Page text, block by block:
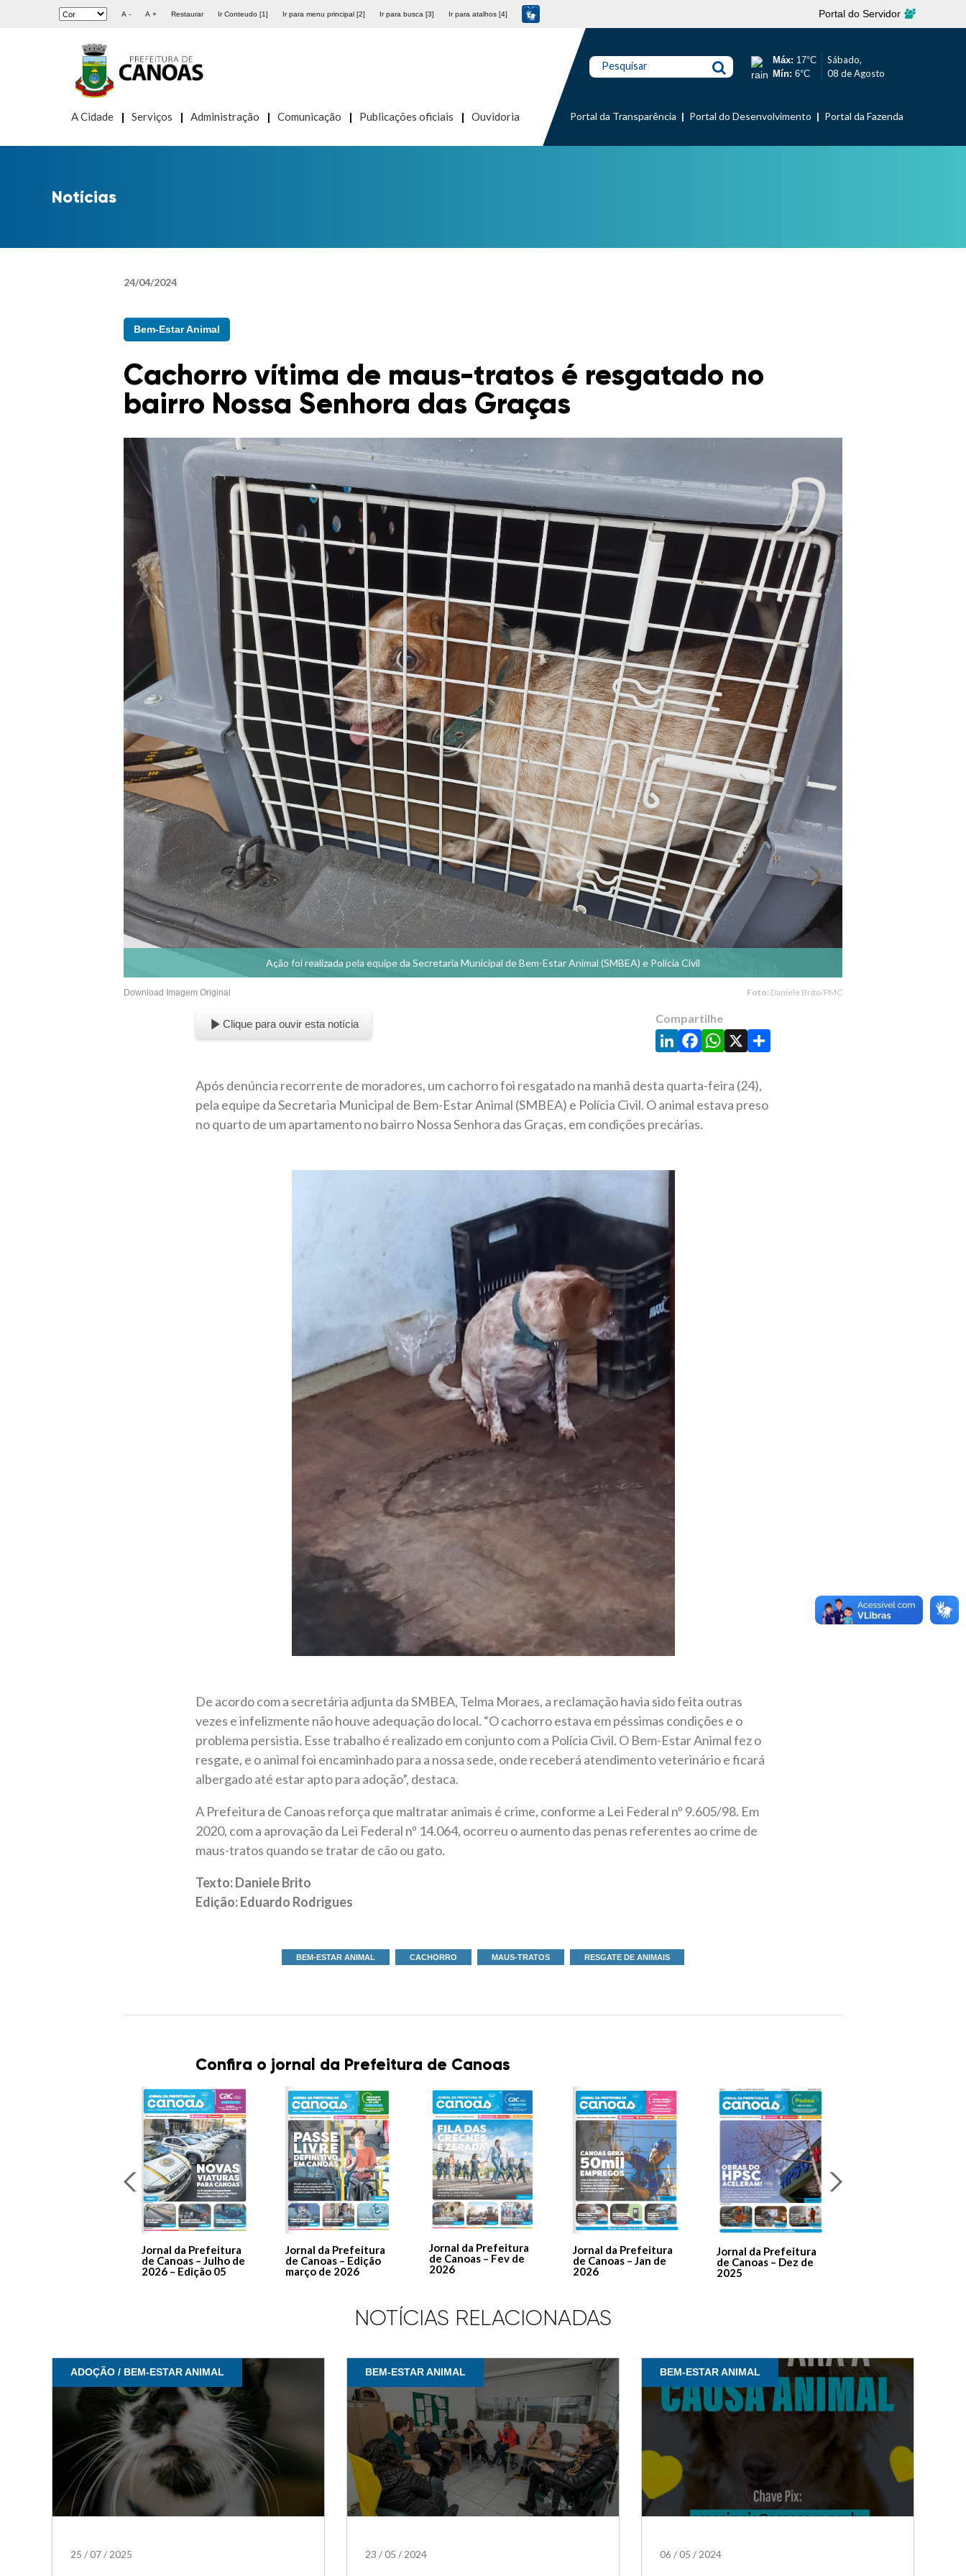
A - A + Restaurar Ir Conteudo [1] Ir para menu principal [2] Ir para busca [3] Ir para atalhos [4] Portal do Servidor
A Cidade Serviços Administração Comunicação Publicações oficiais Ouvidoria
Pesquisar Máx: 17°C
Mín: 6°C
Sábado,
08 de Agosto
Portal da Transparência Portal do Desenvolvimento Portal da Fazenda
Notícias
24/04/2024
Bem-Estar Animal
Cachorro vítima de maus-tratos é resgatado no
bairro Nossa Senhora das Graças
Ação foi realizada pela equipe da Secretaria Municipal de Bem-Estar Animal (SMBEA) e Polícia Civil
Download Imagem Original Foto: Daniele Brito/PMC
Clique para ouvir esta notícia Compartilhe
LinkedIn
Facebook
WhatsApp
X Share
Após denúncia recorrente de moradores, um cachorro foi resgatado na manhã desta quarta-feira (24),
pela equipe da Secretaria Municipal de Bem-Estar Animal (SMBEA) e Polícia Civil. O animal estava preso
no quarto de um apartamento no bairro Nossa Senhora das Graças, em condições precárias.
De acordo com a secretária adjunta da SMBEA, Telma Moraes, a reclamação havia sido feita outras
vezes e infelizmente não houve adequação do local. “O cachorro estava em péssimas condições e o
problema persistia. Esse trabalho é realizado em conjunto com a Polícia Civil. O Bem-Estar Animal fez o
resgate, e o animal foi encaminhado para a nossa sede, onde receberá atendimento veterinário e ficará
albergado até estar apto para adoção”, destaca.
A Prefeitura de Canoas reforça que maltratar animais é crime, conforme a Lei Federal nº 9.605/98. Em
2020, com a aprovação da Lei Federal nº 14.064, ocorreu o aumento das penas referentes ao crime de
maus-tratos quando se tratar de cão ou gato.
Texto: Daniele Brito
Edição: Eduardo Rodrigues
BEM-ESTAR ANIMAL CACHORRO MAUS-TRATOS RESGATE DE ANIMAIS
Confira o jornal da Prefeitura de Canoas
Jornal da Prefeitura
de Canoas – Julho de
2026 – Edição 05
Jornal da Prefeitura
de Canoas – Edição
março de 2026
Jornal da Prefeitura
de Canoas – Fev de
2026
Jornal da Prefeitura
de Canoas – Jan de
2026
Jornal da Prefeitura
de Canoas – Dez de
2025
NOTÍCIAS RELACIONADAS
ADOÇÃO / BEM-ESTAR ANIMAL
25 /07/ 2025
BEM-ESTAR ANIMAL
23 /05 / 2024
BEM-ESTAR ANIMAL
06 /05 / 2024